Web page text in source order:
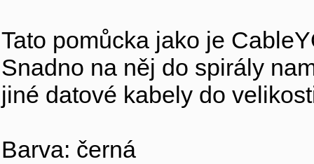
Tato pomůcka jako je
Snadno na něj do spirály
jiné datové kabely do
Barva: černá